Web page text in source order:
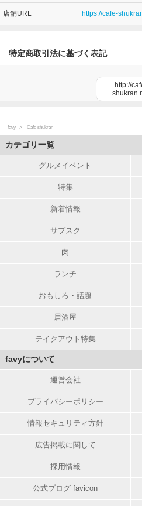
店舗URL https://cafe-
特定商取引法に基づく表記
http://
favy Cafe shukran
カテゴリ一覧
グルメイベント
特集
新着情報
サブスク
肉
ランチ
おもしろ・話題
居酒屋
テイクアウト特集
favyについて
運営会社
プライバシーポリシー
情報セキュリティ方針
広告掲載に関して
採用情報
公式ブログ favicon